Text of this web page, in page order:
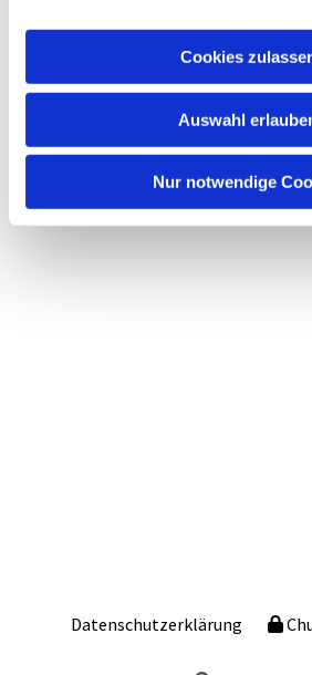
Cookies
Auswahl
Nur notwendige
Datenschutzerklärung